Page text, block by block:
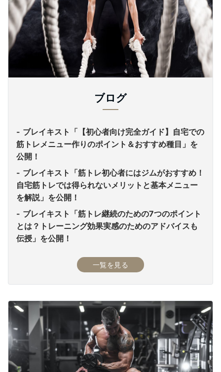
ブログ
ブレイキスト「【初心者向け完全ガイド】自宅での
筋トレメニュー作りのポイント＆おすすめ種目」を
公開！
ブレイキスト「筋トレ初心者にはジムがおすすめ！
自宅筋トレでは得られないメリットと基本メニュー
を解説」を公開！
ブレイキスト「筋トレ継続のための7つのポイント
とは？トレーニング効果実感のためのアドバイスも
伝授」を公開！
一覧を見る